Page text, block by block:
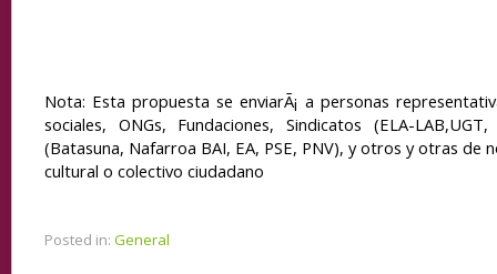
Nota: Esta propuesta se enviarÃ¡ a personas
sociales, ONGs, Fundaciones, Sindicatos (ELA-
(Batasuna, Nafarroa BAI, EA, PSE, PNV), y otros y otras de
cultural o colectivo ciudadano
Posted in: General